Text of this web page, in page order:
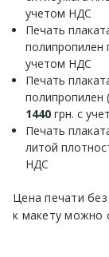
учетом НДС
Печать
полипропилен
учетом НДС
Печать
полипропилен
1440 грн. с
Печать
литой
НДС
Цена печати
к макету можно